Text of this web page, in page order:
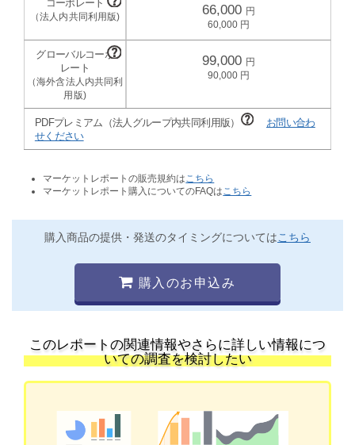
66,000
60,000
99,000
90,000
PDFプレミアム（法人グループ内共同利用版）
お問い合わ
せください
マーケットレポートの販売規約は こちら
マーケットレポート購入についてのFAQは こちら
購入商品の提供・発送のタイミングについてはこちら
購入のお申込み
このレポートの関連情報やさらに詳しい情報につ
いての調査を検討したい